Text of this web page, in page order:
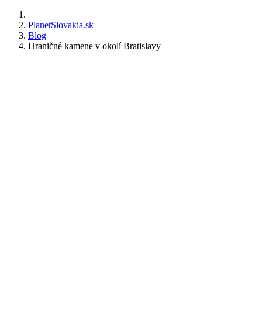
PlanetSlovakia.sk
Blog
Hraničné kamene v okolí Bratislavy